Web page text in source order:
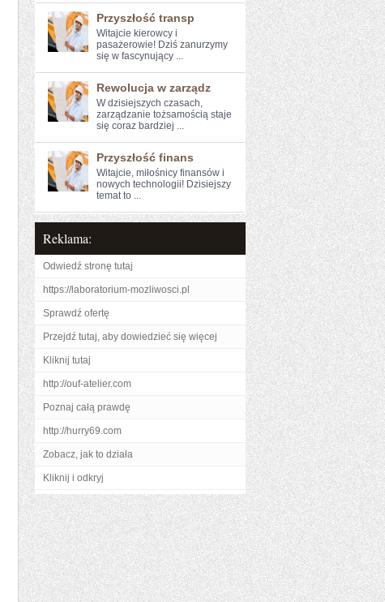
Przyszłość transp
Witajcie kierowcy⁢ i
pasażerowie! Dziś ⁢zanurzymy
się w ‍fascynujący​ ...
Rewolucja w zarządz
W dzisiejszych czasach,
zarządzanie tożsamością ⁤staje
się coraz ‍bardziej ...
Przyszłość finans
Witajcie, miłośnicy finansów i
⁤nowych technologii! Dzisiejszy
⁤temat to ...
Reklama:
Odwiedź stronę tutaj
https://laboratorium-mozliwosci.pl
Sprawdź ofertę
Przejdź tutaj, aby dowiedzieć się więcej
Kliknij tutaj
http://ouf-atelier.com
Poznaj całą prawdę
http://hurry69.com
Zobacz, jak to działa
Kliknij i odkryj